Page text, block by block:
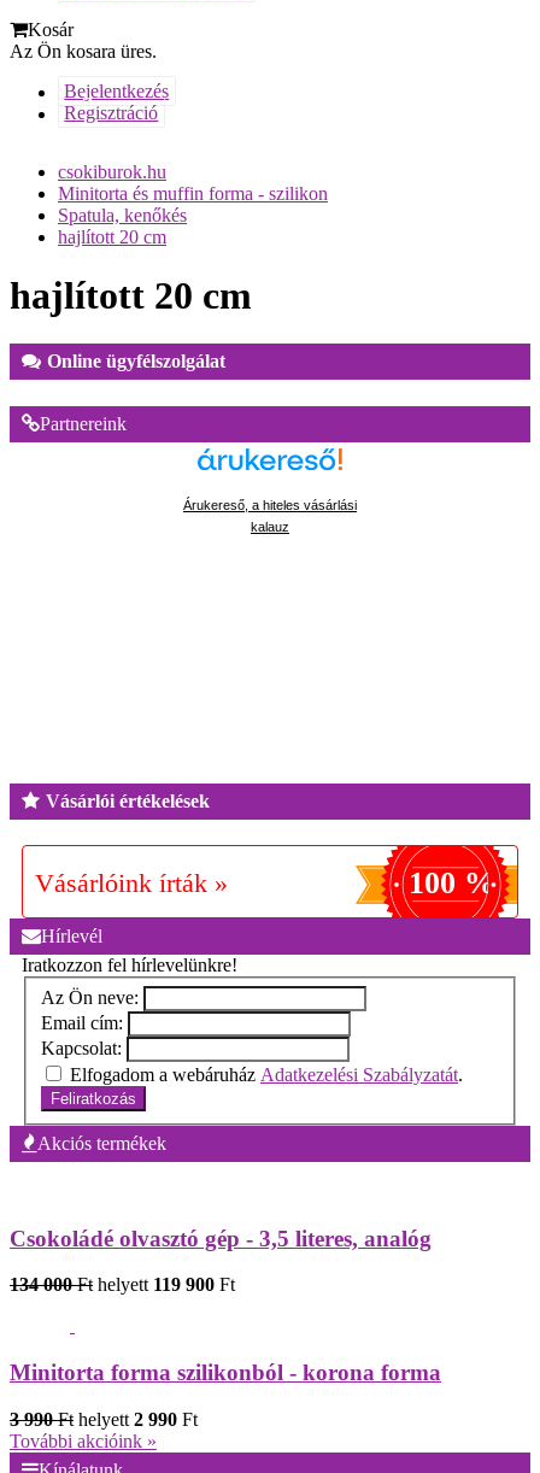
Kosár
Az Ön kosara üres.
Bejelentkezés
Regisztráció
csokiburok.hu
Minitorta és muffin forma - szilikon
Spatula, kenőkés
hajlított 20 cm
hajlított 20 cm
Online ügyfélszolgálat
Partnereink
Árukereső, a hiteles vásárlási
kalauz
Vásárlói értékelések
Vásárlóink írták » 100 %
Hírlevél
Iratkozzon fel hírlevelünkre!
Az Ön neve:
Email cím:
Kapcsolat:
Elfogadom a webáruház Adatkezelési Szabályzatát.
Feliratkozás
Akciós termékek
Csokoládé olvasztó gép - 3,5 literes, analóg
134 000 Ft helyett 119 900 Ft
Minitorta forma szilikonból - korona forma
3 990 Ft helyett 2 990 Ft
További akcióink »